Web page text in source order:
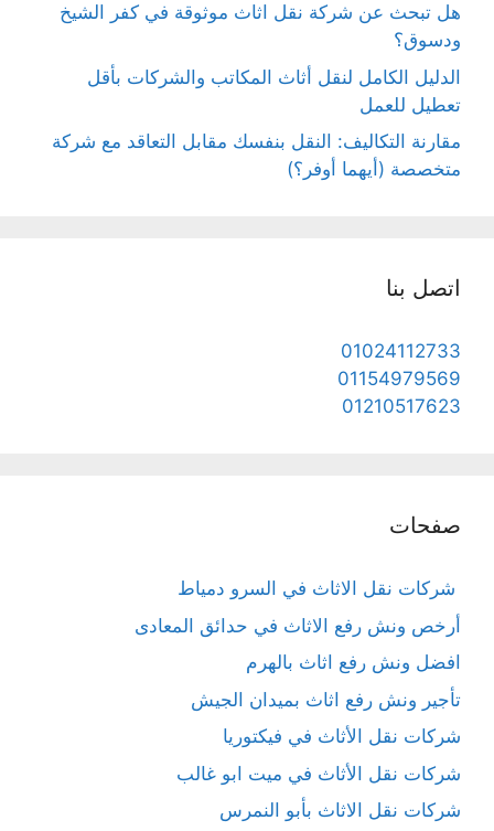
هل تبحث عن شركة نقل اثاث موثوقة في كفر الشيخ
ودسوق؟
الدليل الكامل لنقل أثاث المكاتب والشركات بأقل
تعطيل للعمل
مقارنة التكاليف: النقل بنفسك مقابل التعاقد مع شركة
متخصصة (أيهما أوفر؟)
اتصل بنا
01024112733
01154979569
01210517623
صفحات
شركات نقل الاثاث في السرو دمياط
أرخص ونش رفع الاثاث في حدائق المعادى
افضل ونش رفع اثاث بالهرم
تأجير ونش رفع اثاث بميدان الجيش
شركات نقل الأثاث في فيكتوريا
شركات نقل الأثاث في ميت ابو غالب
شركات نقل الاثاث بأبو النمرس